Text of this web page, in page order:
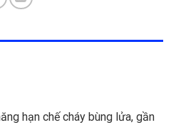
hạn chế cháy bùng lửa, gần